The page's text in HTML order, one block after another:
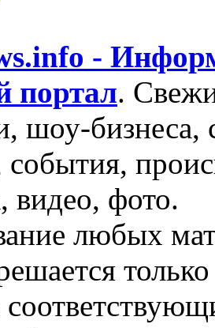
-
портал.
шоу-бизнеса,
видео, фото.
любых